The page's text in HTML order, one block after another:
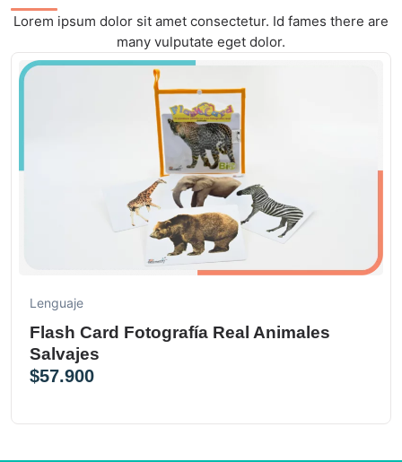
Lorem ipsum dolor sit amet consectetur. Id fames there are
many vulputate eget dolor.
Lenguaje
Flash Card Fotografía Real Animales
Salvajes
$57.900